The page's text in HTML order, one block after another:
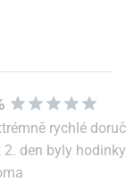
rychlé
2. den byly hodinky